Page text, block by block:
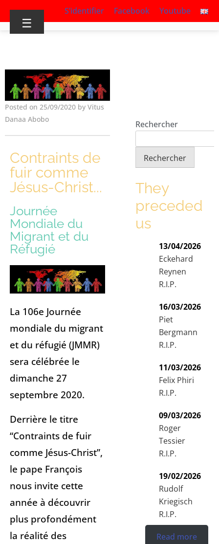
S’identifier Facebook Youtube
☰
Posted on 25/09/2020 by Vitus
Danaa Abobo
Contraints de
fuir comme
Jésus-Christ...
Journée
Mondiale du
Migrant et du
Réfugié
La 106e Journée
mondiale du migrant
et du réfugié (JMMR)
sera célébrée le
dimanche 27
septembre 2020.
Derrière le titre
“Contraints de fuir
comme Jésus-Christ”,
le pape François
nous invite cette
année à découvrir
plus profondément
la réalité des
Rechercher
Rechercher
They
preceded
us
13/04/2026
Eckehard
Reynen
R.I.P.
16/03/2026
Piet
Bergmann
R.I.P.
11/03/2026
Felix Phiri
R.I.P.
09/03/2026
Roger
Tessier
R.I.P.
19/02/2026
Rudolf
Kriegisch
R.I.P.
Read more